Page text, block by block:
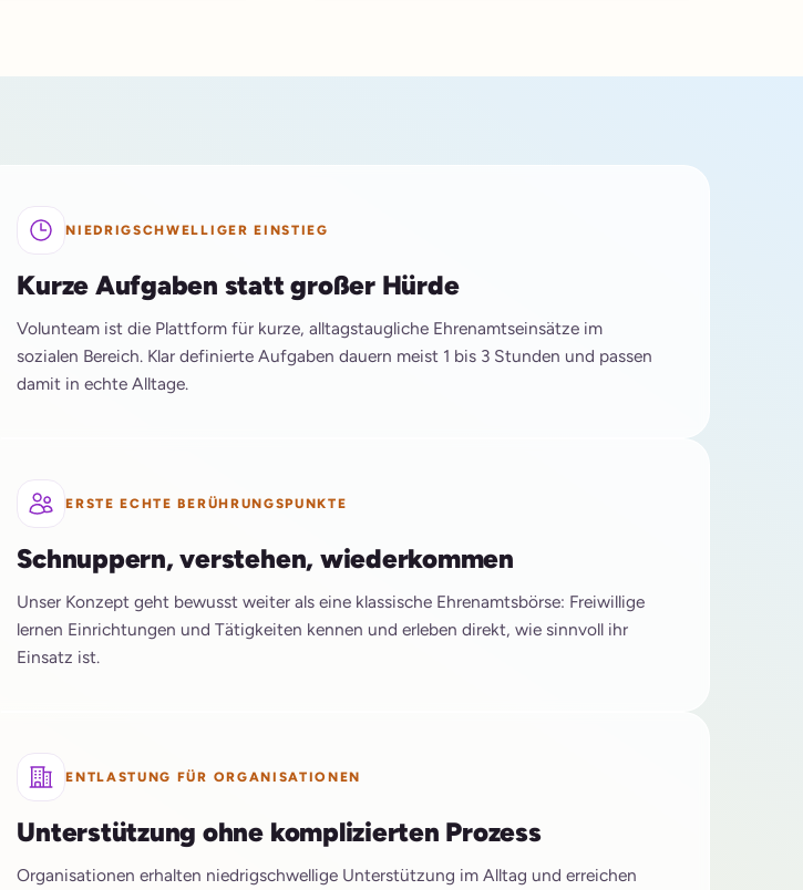
NIEDRIGSCHWELLIGER EINSTIEG
Kurze Aufgaben statt großer Hürde
Volunteam ist die Plattform für kurze, alltagstaugliche Ehrenamtseinsätze im
sozialen Bereich. Klar definierte Aufgaben dauern meist 1 bis 3 Stunden und passen
damit in echte Alltage.
ERSTE ECHTE BERÜHRUNGSPUNKTE
Schnuppern, verstehen, wiederkommen
Unser Konzept geht bewusst weiter als eine klassische Ehrenamtsbörse: Freiwillige
lernen Einrichtungen und Tätigkeiten kennen und erleben direkt, wie sinnvoll ihr
Einsatz ist.
ENTLASTUNG FÜR ORGANISATIONEN
Unterstützung ohne komplizierten Prozess
Organisationen erhalten niedrigschwellige Unterstützung im Alltag und erreichen